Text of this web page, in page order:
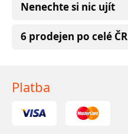
Nenechte si nic ujít
6 prodejen po celé ČR
Platba